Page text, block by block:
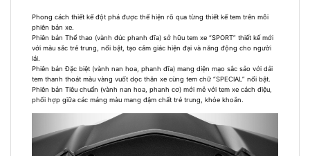
Phong cách thiết kế đột phá được thể hiện rõ qua từng thiết kế tem trên mỗi
phiên bản xe.
Phiên bản Thể thao (vành đúc phanh đĩa) sở hữu tem xe “SPORT” thiết kế mới
với màu sắc trẻ trung, nổi bật, tạo cảm giác hiện đại và năng động cho người
lái.
Phiên bản Đặc biệt (vành nan hoa, phanh đĩa) mang diện mạo sắc sảo với dải
tem thanh thoát màu vàng vuốt dọc thân xe cùng tem chữ “SPECIAL” nổi bật.
Phiên bản Tiêu chuẩn (vành nan hoa, phanh cơ) mới mẻ với tem xe cách điệu,
phối hợp giữa các mảng màu mang đậm chất trẻ trung, khỏe khoắn.